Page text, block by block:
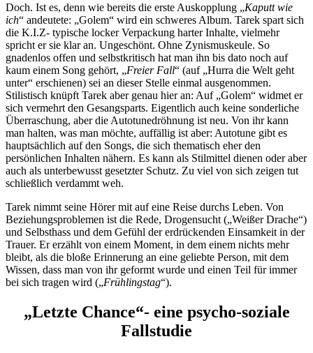
Doch. Ist es, denn wie bereits die erste Auskopplung „Kaputt wie
ich“ andeutete: „Golem“ wird ein schweres Album. Tarek spart sich
die K.I.Z- typische locker Verpackung harter Inhalte, vielmehr
spricht er sie klar an. Ungeschönt. Ohne Zynismuskeule. So
gnadenlos offen und selbstkritisch hat man ihn bis dato noch auf
kaum einem Song gehört, „Freier Fall“ (auf „Hurra die Welt geht
unter“ erschienen) sei an dieser Stelle einmal ausgenommen.
Stilistisch knüpft Tarek aber genau hier an: Auf „Golem“ widmet er
sich vermehrt den Gesangsparts. Eigentlich auch keine sonderliche
Überraschung, aber die Autotunedröhnung ist neu. Von ihr kann
man halten, was man möchte, auffällig ist aber: Autotune gibt es
hauptsächlich auf den Songs, die sich thematisch eher den
persönlichen Inhalten nähern. Es kann als Stilmittel dienen oder aber
auch als unterbewusst gesetzter Schutz. Zu viel von sich zeigen tut
schließlich verdammt weh.
Tarek nimmt seine Hörer mit auf eine Reise durchs Leben. Von
Beziehungsproblemen ist die Rede, Drogensucht („Weißer Drache“)
und Selbsthass und dem Gefühl der erdrückenden Einsamkeit in der
Trauer. Er erzählt von einem Moment, in dem einem nichts mehr
bleibt, als die bloße Erinnerung an eine geliebte Person, mit dem
Wissen, dass man von ihr geformt wurde und einen Teil für immer
bei sich tragen wird („Frühlingstag“).
„Letzte Chance“- eine psycho-soziale
Fallstudie